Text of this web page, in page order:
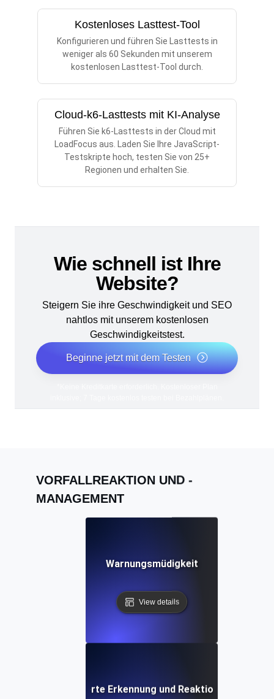
Kostenloses Lasttest-Tool
Konfigurieren und führen Sie Lasttests in
weniger als 60 Sekunden mit unserem
kostenlosen Lasttest-Tool durch.
Cloud-k6-Lasttests mit KI-Analyse
Führen Sie k6-Lasttests in der Cloud mit
LoadFocus aus. Laden Sie Ihre JavaScript-
Testskripte hoch, testen Sie von 25+
Regionen und erhalten Sie.
Wie schnell ist Ihre
Website?
Steigern Sie ihre Geschwindigkeit und SEO
nahtlos mit unserem kostenlosen
Geschwindigkeitstest.
Beginne jetzt mit dem Testen
VORFALLREAKTION UND -
MANAGEMENT
Warnungsmüdigkeit
View details
Erweiterte Erkennung und Reaktion (XDR)